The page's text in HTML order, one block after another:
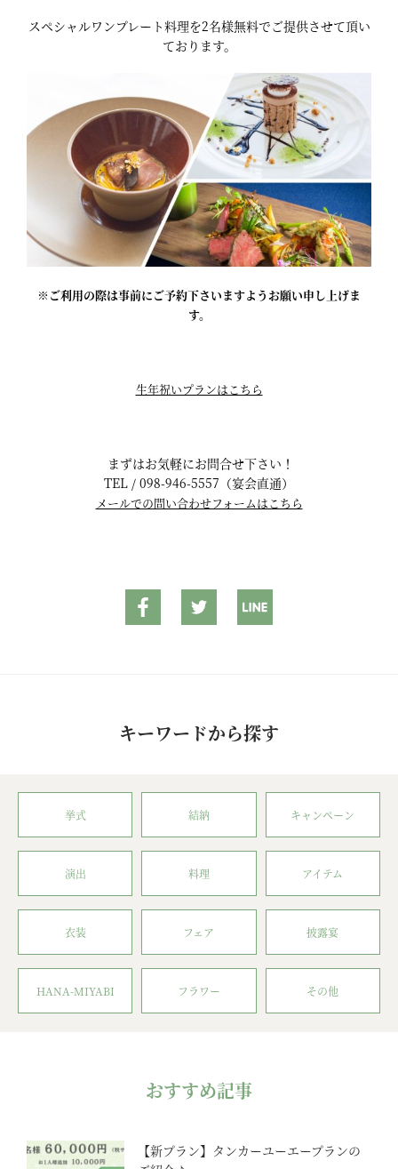
スペシャルワンプレート料理を2名様無料でご提供させて頂い
ております。
※ご利用の際は事前にご予約下さいますようお願い申し上げま
す。
生年祝いプランはこちら
まずはお気軽にお問合せ下さい！
TEL / 098-946-5557（宴会直通）
メールでの問い合わせフォームはこちら
キーワードから探す
挙式 結納 キャンペーン
演出 料理 アイテム
衣装 フェア 披露宴
HANA-MIYABI フラワー その他
おすすめ記事
【新プラン】タンカーユーエープランの